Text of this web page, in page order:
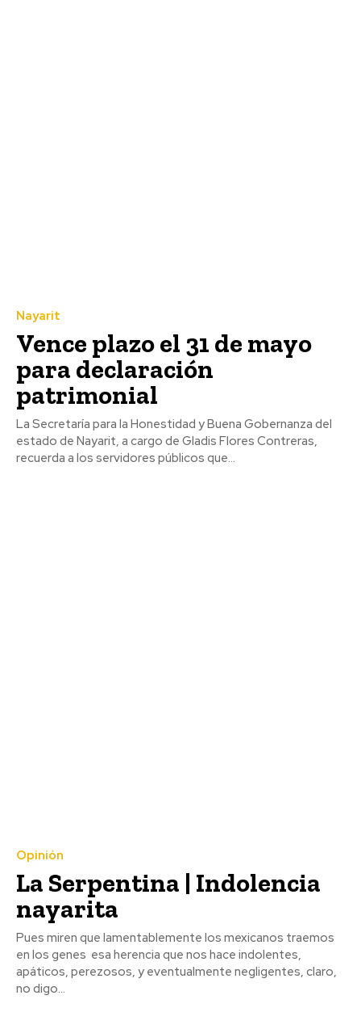
Nayarit
Vence plazo el 31 de mayo
para declaración
patrimonial
La Secretaría para la Honestidad y Buena Gobernanza del
estado de Nayarit, a cargo de Gladis Flores Contreras,
recuerda a los servidores públicos que...
Opinión
La Serpentina | Indolencia
nayarita
Pues miren que lamentablemente los mexicanos traemos
en los genes esa herencia que nos hace indolentes,
apáticos, perezosos, y eventualmente negligentes, claro,
no digo...